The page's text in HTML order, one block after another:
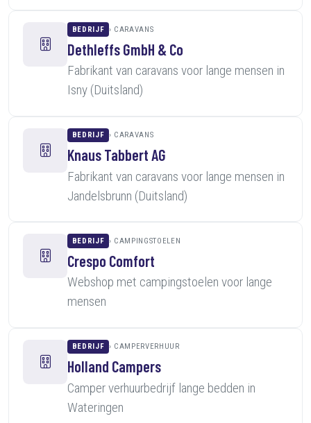
BEDRIJF CARAVANS
Dethleffs GmbH & Co
Fabrikant van caravans voor lange mensen in
Isny (Duitsland)
BEDRIJF CARAVANS
Knaus Tabbert AG
Fabrikant van caravans voor lange mensen in
Jandelsbrunn (Duitsland)
BEDRIJF CAMPINGSTOELEN
Crespo Comfort
Webshop met campingstoelen voor lange
mensen
BEDRIJF CAMPERVERHUUR
Holland Campers
Camper verhuurbedrijf lange bedden in
Wateringen